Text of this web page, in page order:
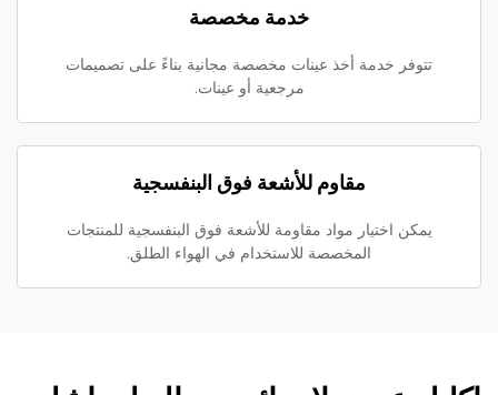
خدمة مخصصة
تتوفر خدمة أخذ عينات مخصصة مجانية بناءً على تصميمات
مرجعية أو عينات.
مقاوم للأشعة فوق البنفسجية
يمكن اختيار مواد مقاومة للأشعة فوق البنفسجية للمنتجات
المخصصة للاستخدام في الهواء الطلق.